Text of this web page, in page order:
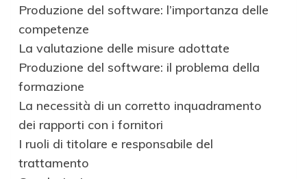
Produzione del software: l’importanza delle
competenze
La valutazione delle misure adottate
Produzione del software: il problema della
formazione
La necessità di un corretto inquadramento
dei rapporti con i fornitori
I ruoli di titolare e responsabile del
trattamento